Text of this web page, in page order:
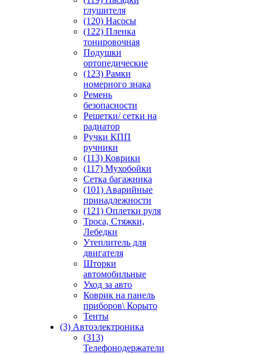
глушителя
(120) Насосы
(122) Пленка
тонировочная
Подушки
ортопедические
(123) Рамки
номерного знака
Ремень
безопасности
Решетки/ сетки на
радиатор
Ручки КПП
ручники
(113) Коврики
(117) Мухобойки
Сетка багажника
(101) Аварийные
принадлежности
(121) Оплетки руля
Троса, Стяжки,
Лебедки
Утеплитель для
двигателя
Шторки
автомобильные
Уход за авто
Коврик на панель
приборов\ Корыто
Тенты
(3) Автоэлектроника
(313)
Телефонодержатели